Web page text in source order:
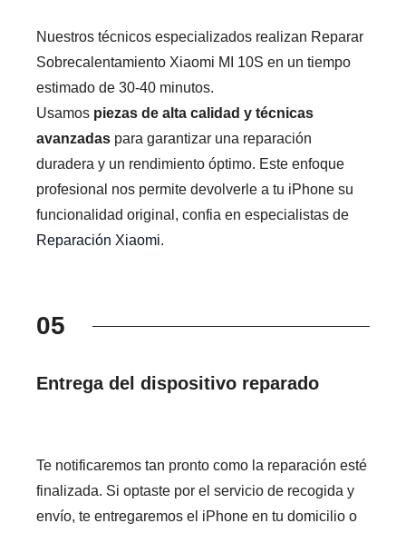
Nuestros técnicos especializados realizan Reparar
Sobrecalentamiento Xiaomi MI 10S en un tiempo
estimado de 30-40 minutos.
Usamos piezas de alta calidad y técnicas
avanzadas para garantizar una reparación
duradera y un rendimiento óptimo. Este enfoque
profesional nos permite devolverle a tu iPhone su
funcionalidad original, confia en especialistas de
Reparación Xiaomi.
05
Entrega del dispositivo reparado
Te notificaremos tan pronto como la reparación esté
finalizada. Si optaste por el servicio de recogida y
envío, te entregaremos el iPhone en tu domicilio o